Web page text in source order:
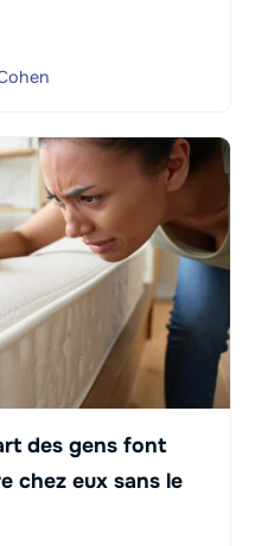
des gens font
chez eux sans le